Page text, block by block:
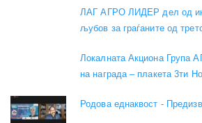
ЛАГ АГРО ЛИДЕР дел од
љубов за граѓаните од
Локалната Акциона Група
на награда – плакета 3ти
Родова еднаквост -